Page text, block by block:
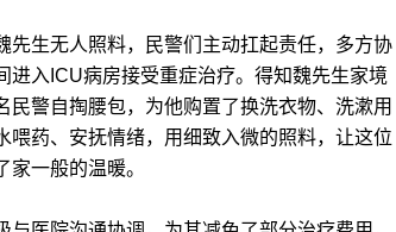
生无人照料，民警们主动扛起责任，多方协
入ICU病房接受重症治疗。得知魏先生家境
警自掏腰包，为他购置了换洗衣物、洗漱用
药、安抚情绪，用细致入微的照料，让这位
一般的温暖。